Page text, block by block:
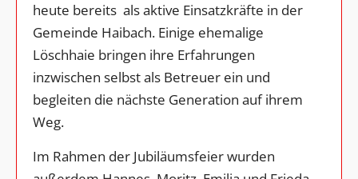
heute bereits als aktive Einsatzkräfte in der
Gemeinde Haibach. Einige ehemalige
Löschhaie bringen ihre Erfahrungen
inzwischen selbst als Betreuer ein und
begleiten die nächste Generation auf ihrem
Weg.
Im Rahmen der Jubiläumsfeier wurden